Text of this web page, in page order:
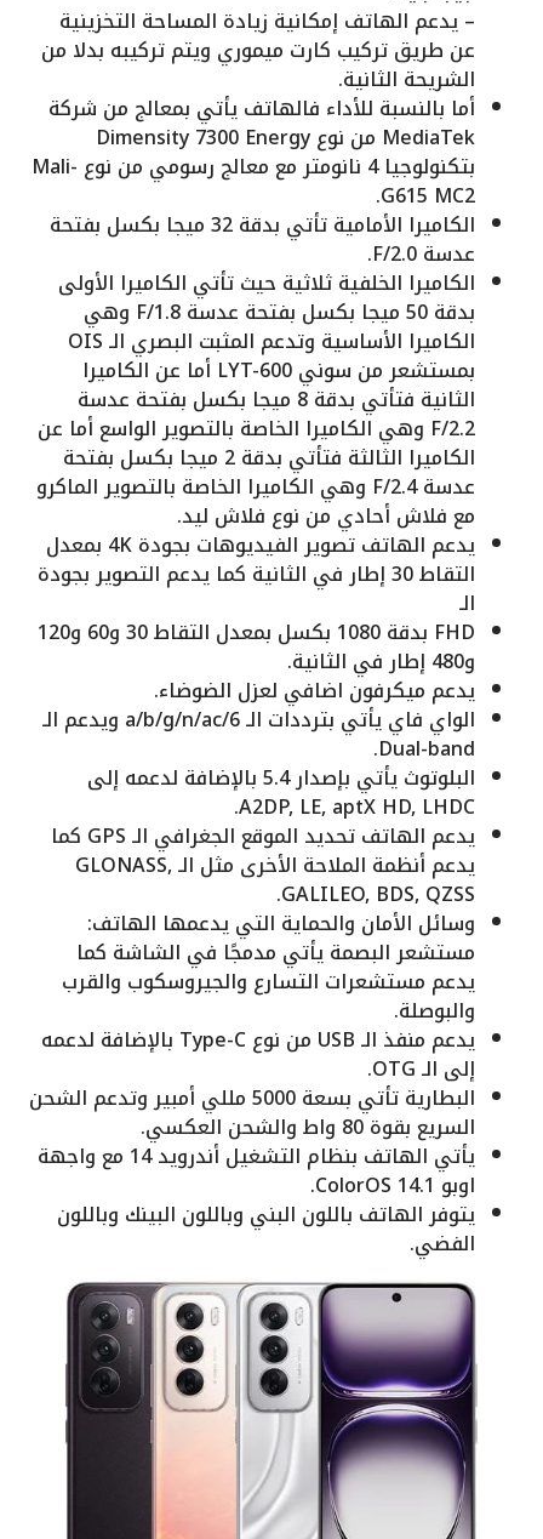
– يدعم الهاتف إمكانية زيادة المساحة التخزينية
عن طريق تركيب كارت ميموري ويتم تركيبه بدلا من
الشريحة الثانية.
أما بالنسبة للأداء فالهاتف يأتي بمعالج من شركة
MediaTek من نوع Dimensity 7300 Energy
بتكنولوجيا 4 نانومتر مع معالج رسومي من نوع Mali-
G615 MC2.
الكاميرا الأمامية تأتي بدقة 32 ميجا بكسل بفتحة
عدسة F/2.0.
الكاميرا الخلفية ثلاثية حيث تأتي الكاميرا الأولى
بدقة 50 ميجا بكسل بفتحة عدسة F/1.8 وهي
الكاميرا الأساسية وتدعم المثبت البصري الـ OIS
بمستشعر من سوني LYT-600 أما عن الكاميرا
الثانية فتأتي بدقة 8 ميجا بكسل بفتحة عدسة
F/2.2 وهي الكاميرا الخاصة بالتصوير الواسع أما عن
الكاميرا الثالثة فتأتي بدقة 2 ميجا بكسل بفتحة
عدسة F/2.4 وهي الكاميرا الخاصة بالتصوير الماكرو
مع فلاش أحادي من نوع فلاش ليد.
يدعم الهاتف تصوير الفيديوهات بجودة 4K بمعدل
التقاط 30 إطار في الثانية كما يدعم التصوير بجودة
الـ
FHD بدقة 1080 بكسل بمعدل التقاط 30 و60 و120
و480 إطار في الثانية.
يدعم ميكرفون اضافي لعزل الضوضاء.
الواي فاي يأتي بترددات الـ a/b/g/n/ac/6 ويدعم الـ
Dual-band.
البلوتوث يأتي بإصدار 5.4 بالإضافة لدعمه إلى
A2DP, LE, aptX HD, LHDC.
يدعم الهاتف تحديد الموقع الجغرافي الـ GPS كما
يدعم أنظمة الملاحة الأخرى مثل الـ GLONASS,
GALILEO, BDS, QZSS.
وسائل الأمان والحماية التي يدعمها الهاتف:
مستشعر البصمة يأتي مدمجًا في الشاشة كما
يدعم مستشعرات التسارع والجيروسكوب والقرب
والبوصلة.
يدعم منفذ الـ USB من نوع Type-C بالإضافة لدعمه
إلى الـ OTG.
البطارية تأتي بسعة 5000 مللي أمبير وتدعم الشحن
السريع بقوة 80 واط والشحن العكسي.
يأتي الهاتف بنظام التشغيل أندرويد 14 مع واجهة
اوبو ColorOS 14.1.
يتوفر الهاتف باللون البني وباللون البينك وباللون
الفضي.